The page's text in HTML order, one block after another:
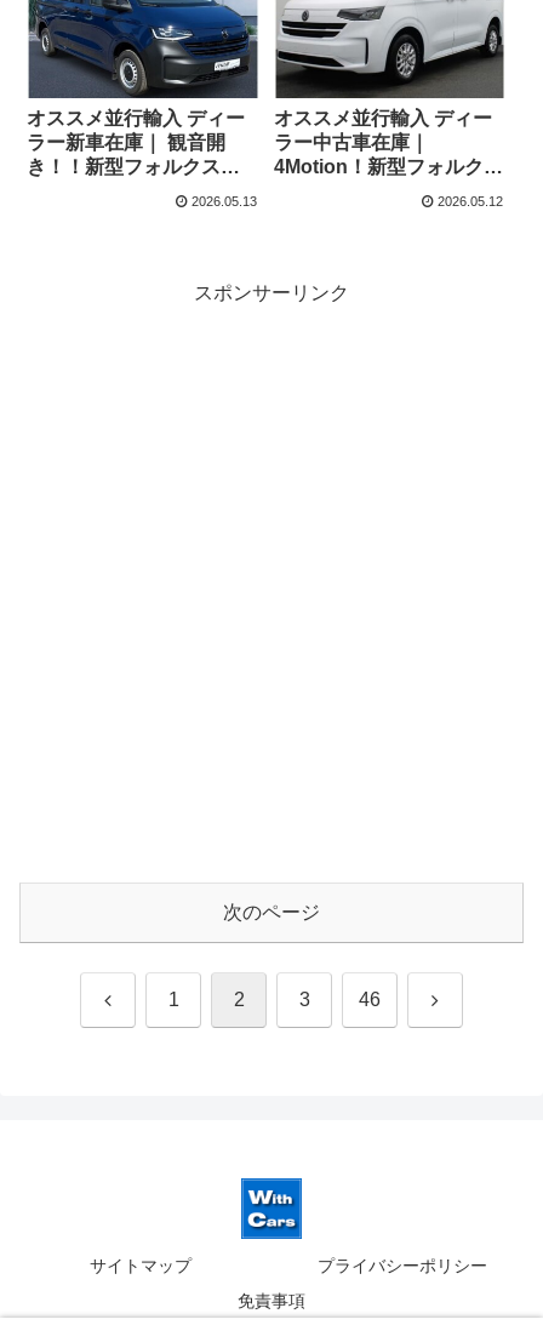
オススメ並行輸入 ディー
ラー新車在庫｜ 観音開
き！！新型フォルクスワ
ーゲン T7 コンビ 2.0TDI
2026.05.13
オススメ並行輸入 ディー
ラー中古車在庫｜
4Motion！新型フォルクス
ワーゲン T7 カラベル Life
2026.05.12
スポンサーリンク
次のページ
前 1 2 3 46 次
サイトマップ
プライバシーポリシー
免責事項